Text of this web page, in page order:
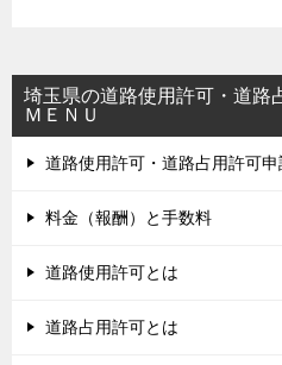
埼玉県の道路使用許可・道路
ＭＥＮＵ
道路使用許可・道路占用許可
料金（報酬）と手数料
道路使用許可とは
道路占用許可とは